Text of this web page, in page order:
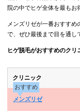
院の中でヒゲ全体を最もお
メンズリゼが一番おすす
で、ぜひ最後まで目を通し
ヒゲ脱毛がおすすめのクリ
クリニック
おすすめ
メンズリゼ